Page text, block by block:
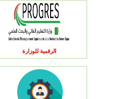
الرقمية للوزارة